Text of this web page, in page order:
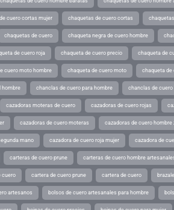
cuero cortas mujer chaquetas de cuero cortas
chaquetas de cuero chaqueta negra de cuero hombre
de cuero roja chaqueta de cuero precio chaqueta de
cuero moto hombre chaqueta de cuero moto chaqueta de
hombre chanclas de cuero para hombre chanclas de cuero
cazadoras moteras de cuero cazadoras de cuero rojas
cazadoras de cuero moteras cazadoras de cuero hombre
mano cazadora de cuero roja mujer cazadora de
carteras de cuero prune carteras de cuero hombre
cuero cartera de cuero prune cartera de cuero
artesanos bolsos de cuero artesanales para hombre